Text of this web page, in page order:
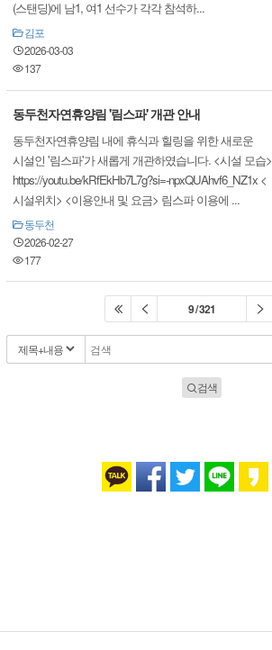
(스탠딩)에 남1, 여1 선수가 각각 참석하...
김포
2026-03-03
137
동두천자연휴양림 '림스파' 개관 안내
동두천자연휴양림 내에 휴식과 힐링을 위한 새로운
시설인 '림스파'가 새롭게 개관하였습니다. <시설 모습>
https://youtu.be/kRfEkHb7L7g?si=-npxQUAhvf6_NZ1x <
시설위치> <이용안내 및 요금> 림스파 이용에 ...
동두천
2026-02-27
177
9 / 321
검색